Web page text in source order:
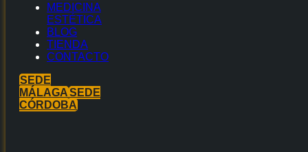
MEDICINA
ESTÉTICA
BLOG
TIENDA
CONTACTO
SEDE
MÁLAGASEDE
CÓRDOBA